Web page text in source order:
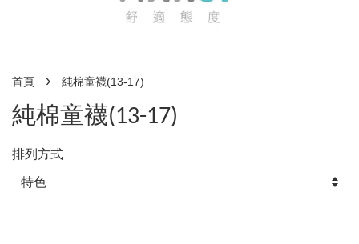
首頁 › 純棉童襪(13-17)
純棉童襪(13-17)
排列方式